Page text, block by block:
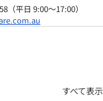
（平日 9:00〜17:00）
すべて表示